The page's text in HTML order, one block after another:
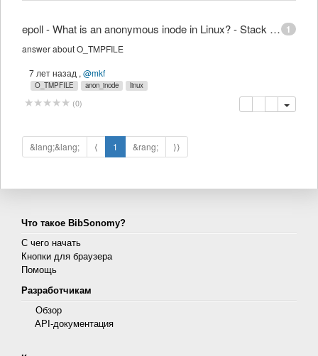
1
epoll - What is an anonymous inode in Linux? - Stack Overflow
answer about O_TMPFILE
7 лет назад ,@mkf
O_TMPFILE anon_inode linux
(0) копировать
удалить
&lang;&lang; ⟨ 1 &rang; ⟩⟩
Что такое BibSonomy?
С чего начать
Кнопки для браузера
Помощь
Разработчикам
Обзор
API-документация